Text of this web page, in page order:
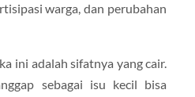
warga, dan perubahan
ini adalah sifatnya yang cair.
sebagai isu kecil bisa